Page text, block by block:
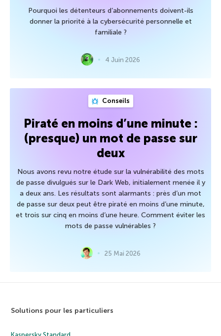
Pourquoi les détenteurs d’abonnements doivent-ils
donner la priorité à la cybersécurité personnelle et
familiale ?
4 Juin 2026
Conseils
Piraté en moins d’une minute :
(presque) un mot de passe sur
deux
Nous avons revu notre étude sur la vulnérabilité des mots
de passe divulgués sur le Dark Web, initialement menée il y
a deux ans. Les résultats sont alarmants : près d’un mot
de passe sur deux peut être piraté en moins d’une minute,
et trois sur cinq en moins d’une heure. Comment éviter les
mots de passe vulnérables ?
25 Mai 2026
Solutions pour les particuliers